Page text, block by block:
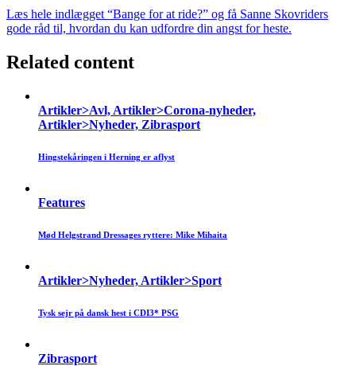
Læs hele indlægget “Bange for at ride?” og få Sanne Skovriders
gode råd til, hvordan du kan udfordre din angst for heste.
Related content
Artikler>Avl, Artikler>Corona-nyheder,
Artikler>Nyheder, Zibrasport
Hingstekåringen i Herning er aflyst
Features
Mød Helgstrand Dressages ryttere: Mike Mihaita
Artikler>Nyheder, Artikler>Sport
Tysk sejr på dansk hest i CDI3* PSG
Zibrasport